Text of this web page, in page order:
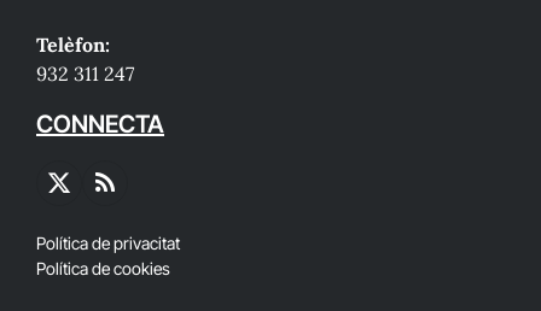
Telèfon:
932 311 247
CONNECTA
X
RSS
Política de privacitat
Política de cookies